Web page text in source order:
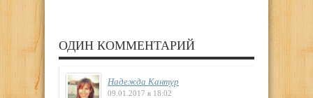
ОДИН КОММЕНТАРИЙ
Надежда Кантур
09.01.2017 в 18:02